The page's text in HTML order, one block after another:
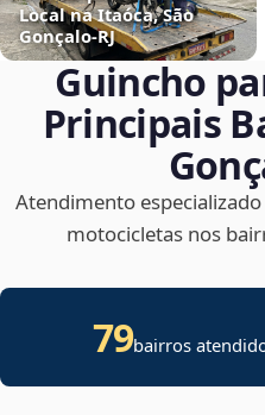
Local na Itaóca, São
Gonçalo‑RJ
Guincho
Principais
Atendimento
motocicletas nos
79bairros